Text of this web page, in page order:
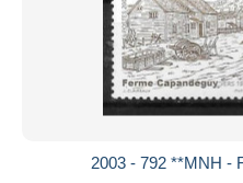
2003 - 792 **MNH -